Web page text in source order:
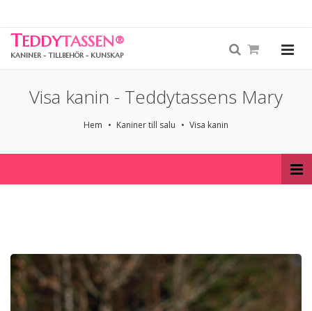
TEDDYTASSEN®
KANINER - TILLBEHÖR - KUNSKAP
Visa kanin - Teddytassens Mary
Hem Kaniner till salu Visa kanin